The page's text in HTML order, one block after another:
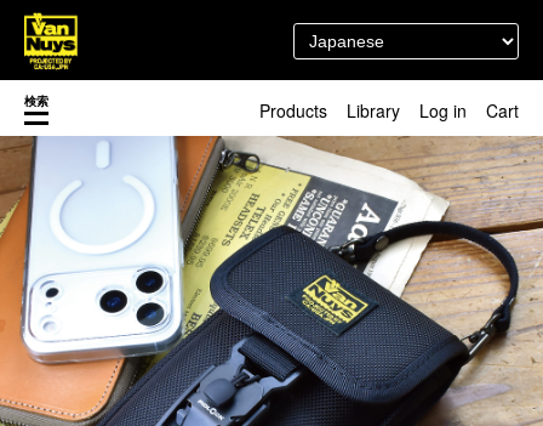
検索 Products
新着／最近発売の新商品
Pick up
マスク関連商品
カスタマイズ
新商品（BackNumber）
時計ホルダー
VN301
Library
渋谷店
徳島店
レディースショップ
即納ショップ
訳あり＆アウトレットShop
ブランドストーリー
スタッフブログ
閉じる
Log in Cart